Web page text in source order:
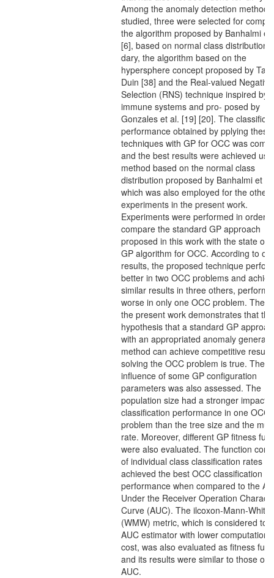
Among the anomaly detection methods
studied, three were selected for
the algorithm proposed by Banhalmi et
[6], based on normal class distribution
dary, the algorithm based on the
hypersphere concept proposed by Tax
Duin [38] and the Real-valued Negative
Selection (RNS) technique inspired by
immune systems and pro- posed by
Gonzales et al. [19] [20]. The
performance obtained by pplying these
techniques with GP for OCC was
and the best results were achieved
method based on the normal class
distribution proposed by Banhalmi et al,
which was also employed for the other
experiments in the present work.
Experiments were performed in order
compare the standard GP approach
proposed in this work with the state of
GP algorithm for OCC. According to our
results, the proposed technique
better in two OCC problems and
similar results in three others,
worse in only one OCC problem.
the present work demonstrates that the
hypothesis that a standard GP
with an appropriated anomaly
method can achieve competitive
solving the OCC problem is true. The
influence of some GP configuration
parameters was also assessed. The
population size had a stronger impact
classification performance in one OCC
problem than the tree size and the
rate. Moreover, different GP fitness
were also evaluated. The function
of individual class classification rates
achieved the best OCC classification
performance when compared to the
Under the Receiver Operation
Curve (AUC). The ilcoxon-Mann-
(WMW) metric, which is considered to
AUC estimator with lower
cost, was also evaluated as fitness
and its results were similar to those of
AUC.